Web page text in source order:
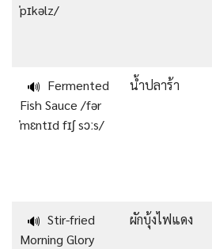
ˈpɪkəlz/
🔊 Fermented
Fish Sauce /fər
ˈmɛntɪd fɪʃ sɔːs/
น้ำปลาร้า
🔊 Stir-fried
Morning Glory
ผักบุ้งไฟแดง